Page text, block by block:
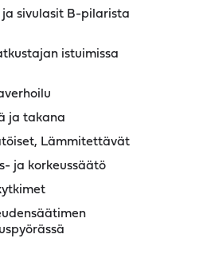
sivulasit B-pilarista
istuimissa
ja takana
Lämmitettävät
ja korkeussäätö